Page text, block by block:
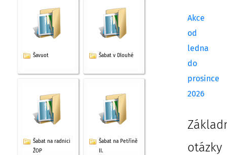
Šavuot Šabat v Dlouhé
Šabat na radnici
ŽOP
Šabat na Petříně
II.
Akce
od
ledna
do
prosince
2026
otázky